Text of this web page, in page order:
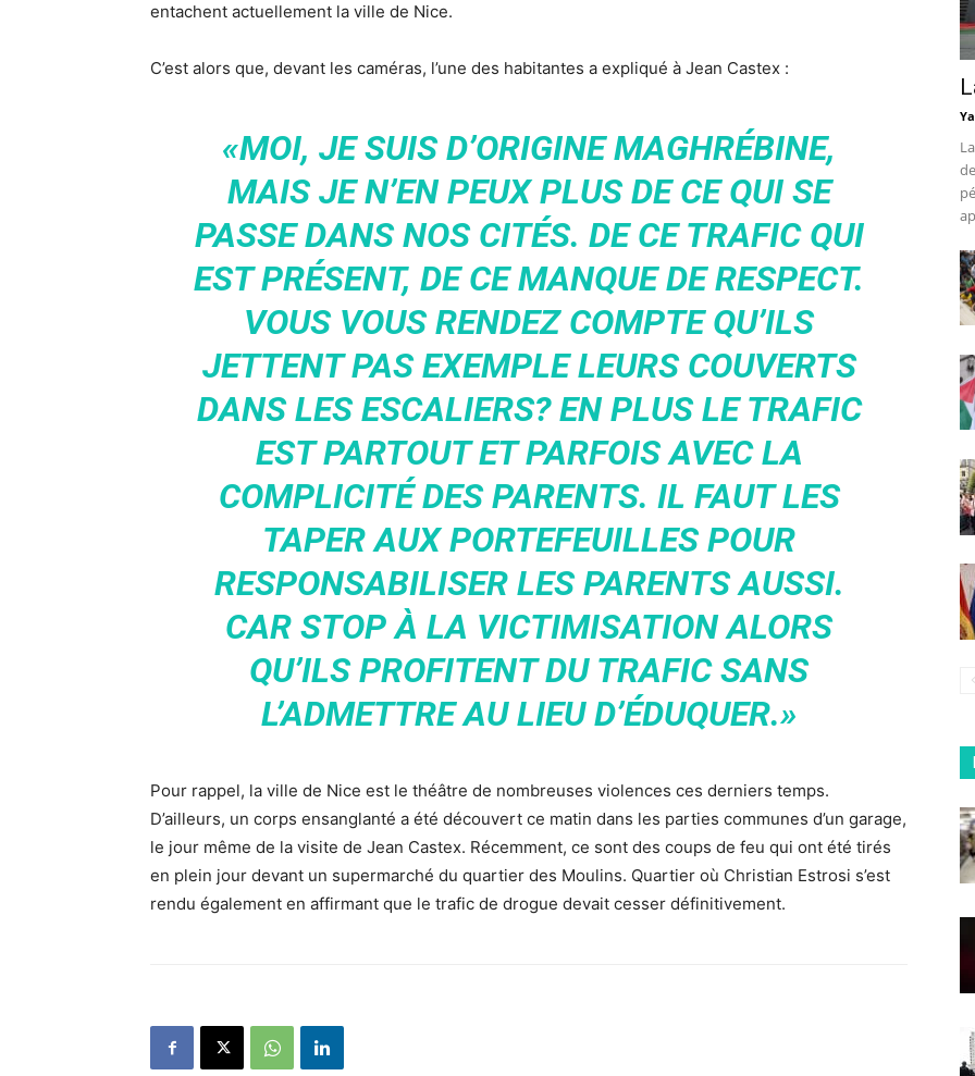
entachent actuellement la ville de Nice.
C’est alors que, devant les caméras, l’une des habitantes a expliqué à Jean Castex :
«MOI, JE SUIS D’ORIGINE MAGHRÉBINE,
MAIS JE N’EN PEUX PLUS DE CE QUI SE
PASSE DANS NOS CITÉS. DE CE TRAFIC QUI
EST PRÉSENT, DE CE MANQUE DE RESPECT.
VOUS VOUS RENDEZ COMPTE QU’ILS
JETTENT PAS EXEMPLE LEURS COUVERTS
DANS LES ESCALIERS? EN PLUS LE TRAFIC
EST PARTOUT ET PARFOIS AVEC LA
COMPLICITÉ DES PARENTS. IL FAUT LES
TAPER AUX PORTEFEUILLES POUR
RESPONSABILISER LES PARENTS AUSSI.
CAR STOP À LA VICTIMISATION ALORS
QU’ILS PROFITENT DU TRAFIC SANS
L’ADMETTRE AU LIEU D’ÉDUQUER.»
Pour rappel, la ville de Nice est le théâtre de nombreuses violences ces derniers temps.
D’ailleurs, un corps ensanglanté a été découvert ce matin dans les parties communes d’un garage,
le jour même de la visite de Jean Castex. Récemment, ce sont des coups de feu qui ont été tirés
en plein jour devant un supermarché du quartier des Moulins. Quartier où Christian Estrosi s’est
rendu également en affirmant que le trafic de drogue devait cesser définitivement.